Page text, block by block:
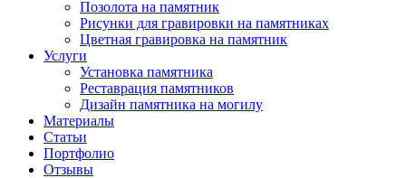
Позолота на памятник
Рисунки для гравировки на памятниках
Цветная гравировка на памятник
Услуги
Установка памятника
Реставрация памятников
Дизайн памятника на могилу
Материалы
Статьи
Портфолио
Отзывы